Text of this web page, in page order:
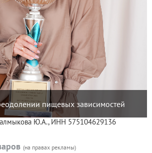
пищевых зависимостей
Ю.А., ИНН 575104629136
(на правах рекламы)